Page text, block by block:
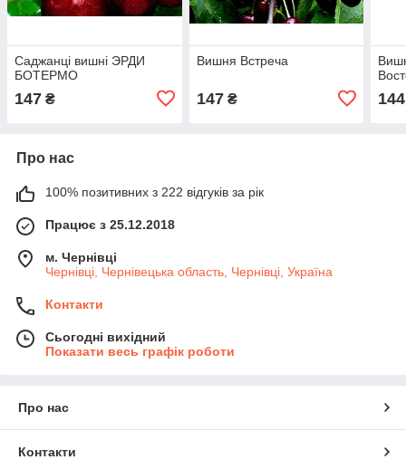
Саджанці вишні ЭРДИ
БОТЕРМО
147 ₴
Вишня Встреча
147₴ 144
Про нас
100% позитивних з 222 відгуків за рік
Працює з 25.12.2018
м. Чернівці
Чернівці, Чернівецька область, Чернівці, Україна
Контакти
Сьогодні вихідний
Показати весь графік роботи
Про нас
Контакти